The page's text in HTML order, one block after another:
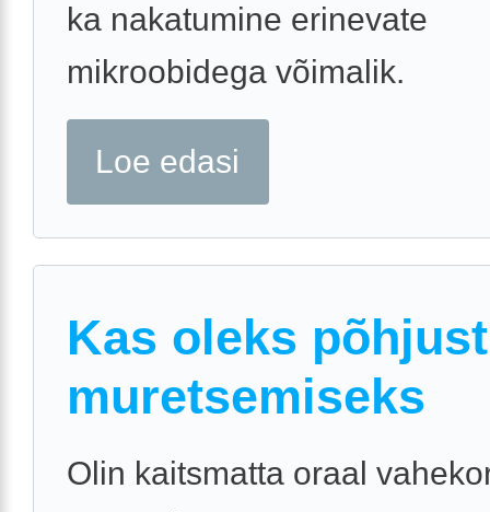
ka nakatumine erinevate
mikroobidega võimalik.
Loe edasi
Kas oleks põhjust
muretsemiseks
Olin kaitsmatta oraal